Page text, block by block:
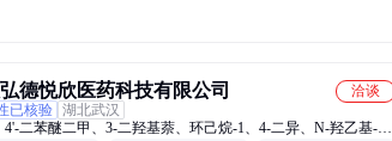
德悦欣医药科技有限公司
洽谈
已核验 湖北武汉
4'-二苯醚二甲、3-二羟基萘、环己烷-1、4-二异、N-羟乙基-N-